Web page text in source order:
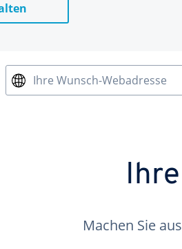
Ihre Wunsch-Webadresse
Machen Sie